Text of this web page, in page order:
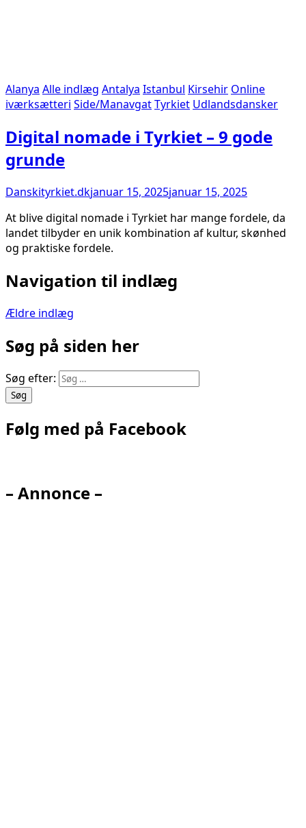
Alanya Alle indlæg Antalya Istanbul Kirsehir Online
iværksætteri Side/ManavgatTyrkiet Udlandsdansker
Digital nomade i Tyrkiet – 9 gode
grunde
Danskityrkiet.dkjanuar 15, 2025januar 15, 2025
At blive digital nomade i Tyrkiet har mange fordele, da
landet tilbyder en unik kombination af kultur, skønhed
og praktiske fordele.
Navigation til indlæg
Ældre indlæg
Søg på siden her
Søg efter:
Følg med på Facebook
– Annonce –